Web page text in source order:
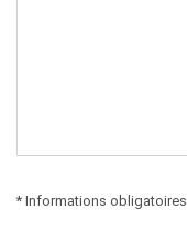
* Informations obligatoires